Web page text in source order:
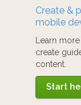
Create &
mobile
Learn
create
content.
Start